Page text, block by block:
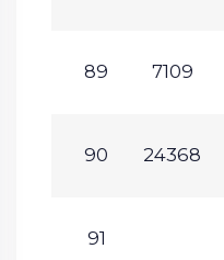
89 7109
90 24368
91